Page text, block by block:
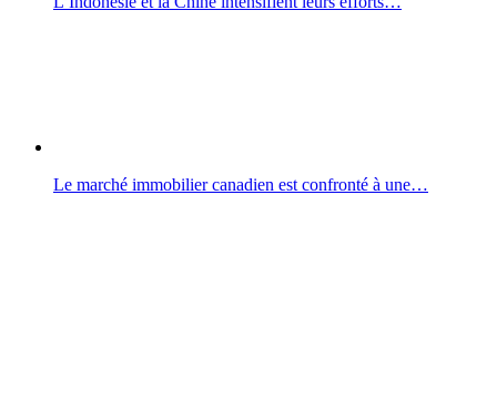
Le marché immobilier canadien est confronté à une…